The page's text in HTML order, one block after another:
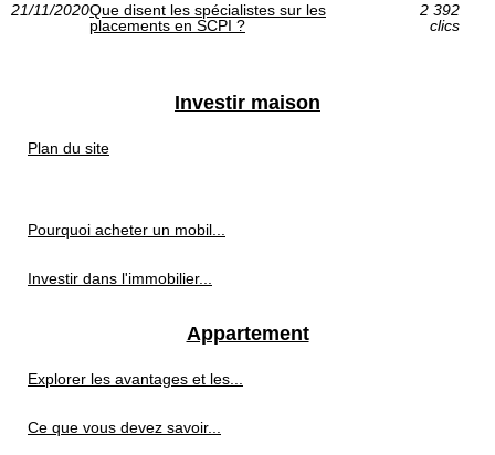
21/11/2020Que disent les spécialistes sur les
placements en SCPI ?
2 392
clics
Investir maison
Plan du site
Pourquoi acheter un mobil...
Investir dans l'immobilier...
Appartement
Explorer les avantages et les...
Ce que vous devez savoir...